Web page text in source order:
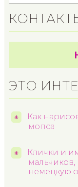
ЭТО
Как
мопса
Клички и
мальчиков,
немецкую